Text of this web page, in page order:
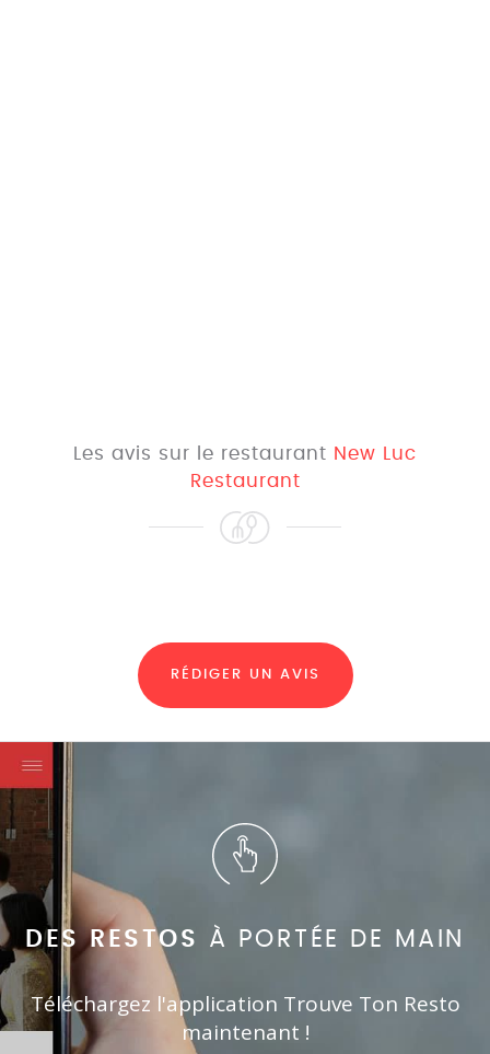
Les avis sur le restaurant New Luc
Restaurant
RÉDIGER UN AVIS
DES RESTOS À PORTÉE DE MAIN
Téléchargez l'application Trouve Ton Resto
maintenant !